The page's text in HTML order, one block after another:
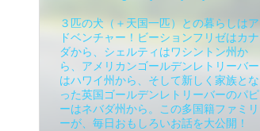
３匹の犬（＋天国一匹）との暮らしはア
ドベンチャー！ビーションフリゼはカナ
ダから、シェルティはワシントン州か
ら、アメリカンゴールデンレトリーバー
はハワイ州から、そして新しく家族とな
った英国ゴールデンレトリーバーのパピ
ーはネバダ州から。この多国籍ファミリ
ーが、毎日おもしろいお話を大公開！